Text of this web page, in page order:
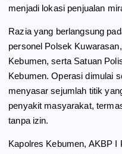
menjadi lokasi penjualan
Razia yang berlangsung
personel Polsek
Kebumen, serta Satuan
Kebumen. Operasi dimulai
menyasar sejumlah titik
penyakit masyarakat,
tanpa izin.
Kapolres Kebumen, AKBP I